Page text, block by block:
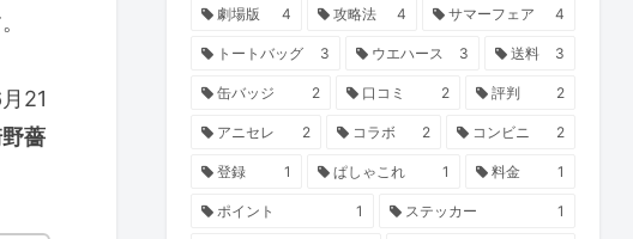
21
薔
劇場版 4 攻略法 4 サマーフェア 4
トートバッグ 3 ウエハース 3 送料 3
缶バッジ 2 口コミ 2 評判 2
アニセレ 2 コラボ 2 コンビニ 2
登録 1 ぱしゃこれ 1 料金 1
ポイント 1 ステッカー 1